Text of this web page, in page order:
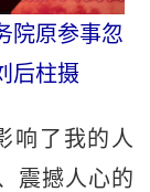
院原参事忽
后柱摄
响了我的人
震撼人心的